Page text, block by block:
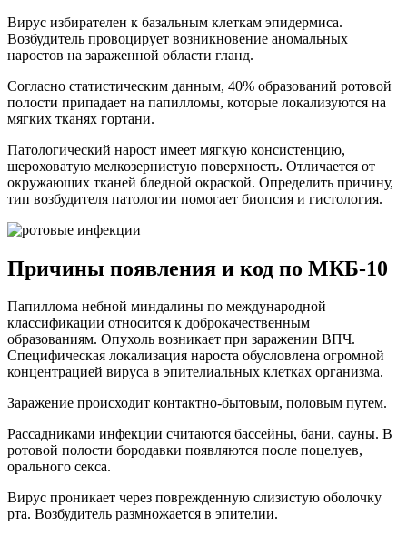
Вирус избирателен к базальным клеткам эпидермиса.
Возбудитель провоцирует возникновение аномальных
наростов на зараженной области гланд.
Согласно статистическим данным, 40% образований ротовой
полости припадает на папилломы, которые локализуются на
мягких тканях гортани.
Патологический нарост имеет мягкую консистенцию,
шероховатую мелкозернистую поверхность. Отличается от
окружающих тканей бледной окраской. Определить причину,
тип возбудителя патологии помогает биопсия и гистология.
Причины появления и код по МКБ-10
Папиллома небной миндалины по международной
классификации относится к доброкачественным
образованиям. Опухоль возникает при заражении ВПЧ.
Специфическая локализация нароста обусловлена огромной
концентрацией вируса в эпителиальных клетках организма.
Заражение происходит контактно-бытовым, половым путем.
Рассадниками инфекции считаются бассейны, бани, сауны. В
ротовой полости бородавки появляются после поцелуев,
орального секса.
Вирус проникает через поврежденную слизистую оболочку
рта. Возбудитель размножается в эпителии.